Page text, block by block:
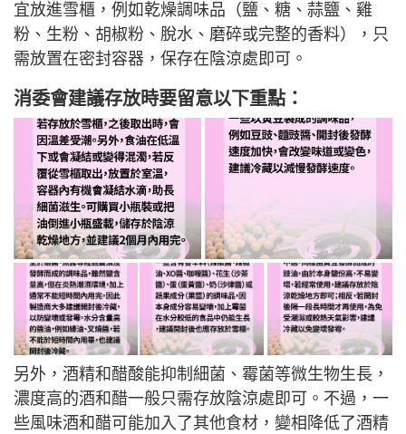
宜放進雪櫃，例如乾燥調味品（鹽、糖、蒜鹽、雞
粉、生粉、胡椒粉、脫水、磨碎或完整的香料），只
需放置在密封容器，保存在陰涼處即可。
消委會建議存放時要留意以下重點：
另外，酒精和醋酸能抑制細菌、霉菌等微生物生長，
濃度高的酒和醋一般只需存放陰涼處即可。不過，一
些風味酒和醋可能加入了其他食材，變相降低了酒精